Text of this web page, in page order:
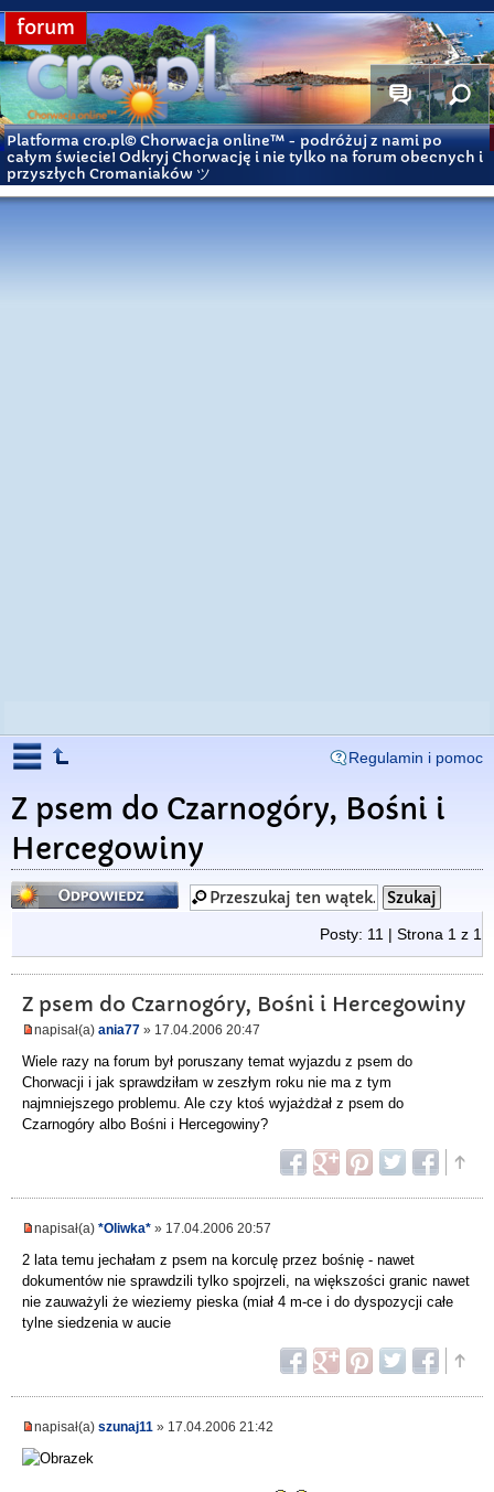
forum
Platforma cro.pl© Chorwacja online™ - podróżuj z nami po
całym świecie! Odkryj Chorwację i nie tylko na forum obecnych i
przyszłych Cromaniaków ツ
Regulamin i pomoc
Z psem do Czarnogóry, Bośni i
Hercegowiny
Odpowiedz
Posty: 11 | Strona 1 z 1
Z psem do Czarnogóry, Bośni i Hercegowiny
napisał(a) ania77 » 17.04.2006 20:47
Wiele razy na forum był poruszany temat wyjazdu z psem do
Chorwacji i jak sprawdziłam w zeszłym roku nie ma z tym
najmniejszego problemu. Ale czy ktoś wyjażdżał z psem do
Czarnogóry albo Bośni i Hercegowiny?
napisał(a) *Oliwka* » 17.04.2006 20:57
2 lata temu jechałam z psem na korculę przez bośnię - nawet
dokumentów nie sprawdzili tylko spojrzeli, na większości granic nawet
nie zauważyli że wieziemy pieska (miał 4 m-ce i do dyspozycji całe
tylne siedzenia w aucie
napisał(a) szunaj11 » 17.04.2006 21:42